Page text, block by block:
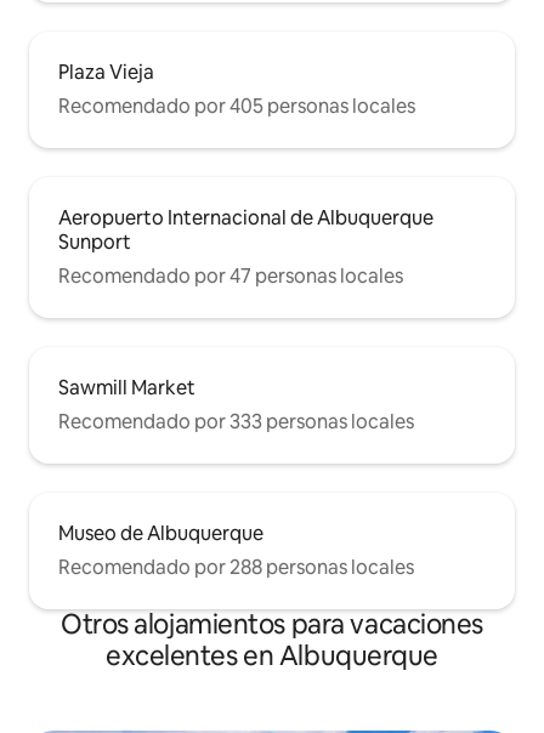
Plaza Vieja
Recomendado por 405 personas locales
Aeropuerto Internacional de Albuquerque
Sunport
Recomendado por 47 personas locales
Sawmill Market
Recomendado por 333 personas locales
Museo de Albuquerque
Recomendado por 288 personas locales
Otros alojamientos para vacaciones
excelentes en Albuquerque